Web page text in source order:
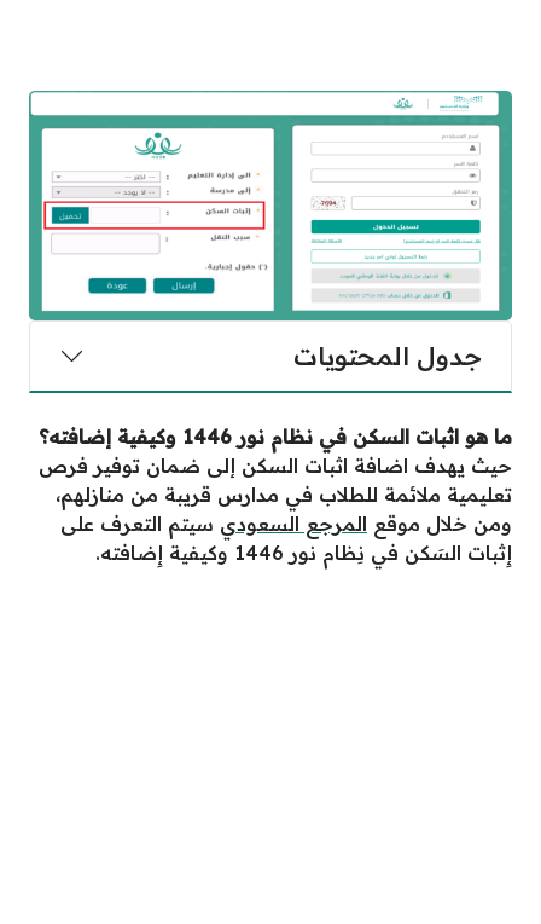
جدول المحتويات
ما هو اثبات السكن في نظام نور 1446 وكيفية إضافته؟
حيث يهدف اضافة اثبات السكن إلى ضمان توفير فرص
تعليمية ملائمة للطلاب في مدارس قريبة من منازلهم،
ومن خلال موقع المرجع السعودي سيتم التعرف على
إِثبات السَكن في نِظام نور 1446 وكيفية إِضافته.